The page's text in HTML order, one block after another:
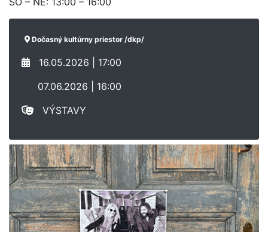
Dočasný kultúrny priestor /dkp/
16.05.2026 | 17:00
07.06.2026 | 16:00
VÝSTAVY